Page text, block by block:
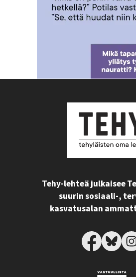
Tehy-lehteä julkaisee
suurin sosiaali-,
kasvatusalan